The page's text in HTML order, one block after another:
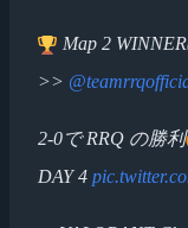
Map 2
>>
2-0で RRQ の勝利
DAY 4